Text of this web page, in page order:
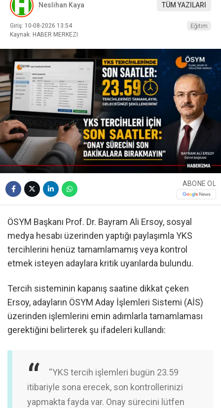
Neslihan Kaya TÜM YAZILARI
Giriş: 10-08-2026 13:54
Kaynak: HABER MERKEZI
Eğitim
ABONE OL
ÖSYM Başkanı Prof. Dr. Bayram Ali Ersoy, sosyal
medya hesabı üzerinden yaptığı paylaşımla YKS
tercihlerini henüz tamamlamamış veya kontrol
etmek isteyen adaylara kritik uyarılarda bulundu.
Tercih sisteminin kapanış saatine dikkat çeken
Ersoy, adayların ÖSYM Aday İşlemleri Sistemi (AİS)
üzerinden işlemlerini emin adımlarla tamamlaması
gerektiğini belirterek şu ifadeleri kullandı:
“YKS tercih işlemleri bugün 23.59
itibariyle sona erecek, son kontrollerinizi
yapmakta fayda var. Onay sürecini lütfen